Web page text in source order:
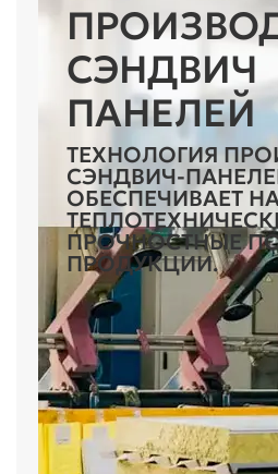
СЭНДВИЧ
ПАНЕЛЕЙ
ТЕХНОЛОГИЯ
СЭНДВИЧ-
ОБЕСПЕЧИВАЕТ
ПРОЧНОСТНЫЕ
ПРОДУКЦИИ.